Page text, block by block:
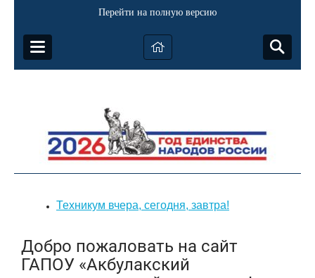
Перейти на полную версию
Техникум вчера, сегодня, завтра!
Добро пожаловать на сайт
ГАПОУ «Акбулакский